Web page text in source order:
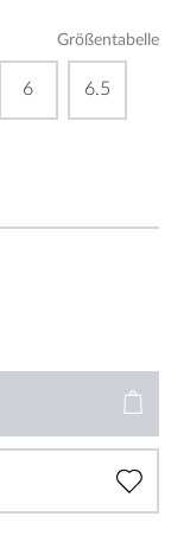
Größentabelle
6 6.5